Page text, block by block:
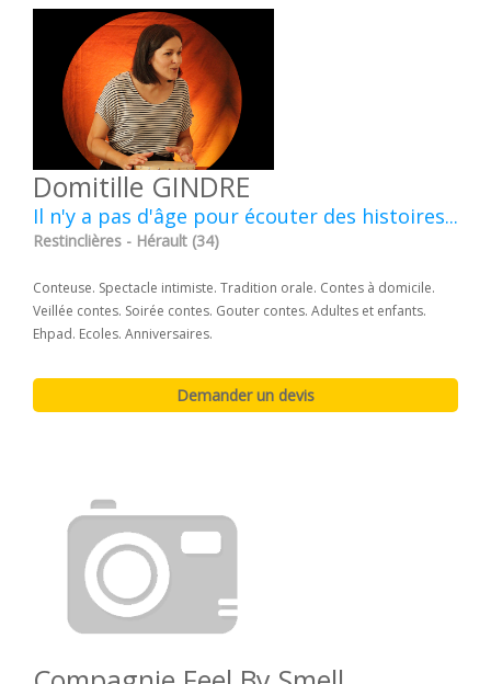
Domitille GINDRE
Il n'y a pas d'âge pour écouter des histoires...
Restinclières - Hérault (34)
Conteuse. Spectacle intimiste. Tradition orale. Contes à domicile.
Veillée contes. Soirée contes. Gouter contes. Adultes et enfants.
Ehpad. Ecoles. Anniversaires.